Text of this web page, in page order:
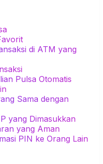
di ATM yang
Pulsa Otomatis
Sama dengan
yang Dimasukkan
yang Aman
PIN ke Orang Lain